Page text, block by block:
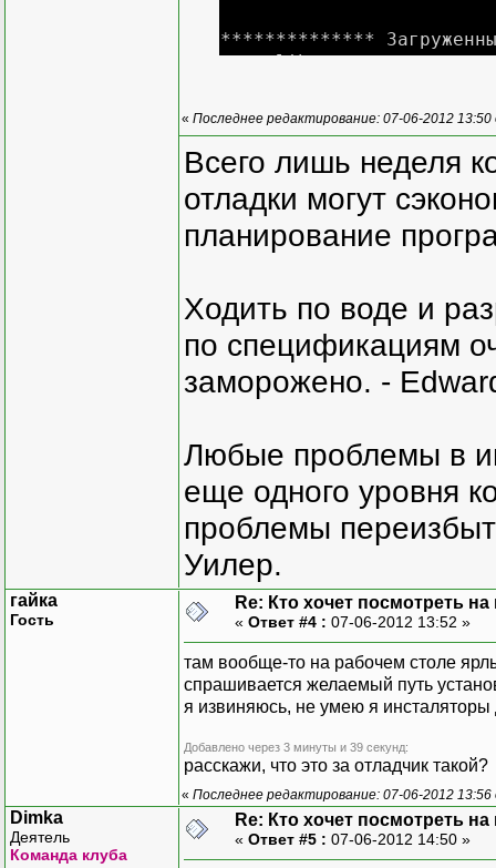
**************
mscorlib
CodeBase: file:///C:/
Tetris
Версия сборки:
Версия Win32: 1.0.0.0
CodeBase: file:///E:/
Версия сборки:
Версия Win32:
CodeBase: file:///C:/
System.Drawing
CodeBase: file:///C:/
System
Версия сборки:
Версия Win32:
CodeBase: file:///C:/
System.Configuration
Версия сборки:
Версия Win32:
CodeBase: file:///C:/
Версия сборки:
Версия Win32:
CodeBase: file:///C:/
mscorlib.resources
Версия сборки:
« Последнее редактирование: 07-06-2012
Всего лишь неделя
отладки могут
планирование
Ходить по воде и
по спецификациям
заморожено. -
Любые проблемы в
еще одного уровня
проблемы
Уилер.
гайка
Гость
Re: Кто хочет посмотреть
« Ответ #4 : 07-06-2012 13:52 »
там вообще-то на рабочем столе
спрашивается желаемый путь
я извиняюсь, не умею я инсталяторы
Добавлено через 3 минуты и 39 секунд:
расскажи, что это за отладчик такой?
« Последнее редактирование: 07-06-2012 13:56
Dimka
Деятель
Команда клуба
Re: Кто хочет посмотреть
« Ответ #5 : 07-06-2012 14:50 »